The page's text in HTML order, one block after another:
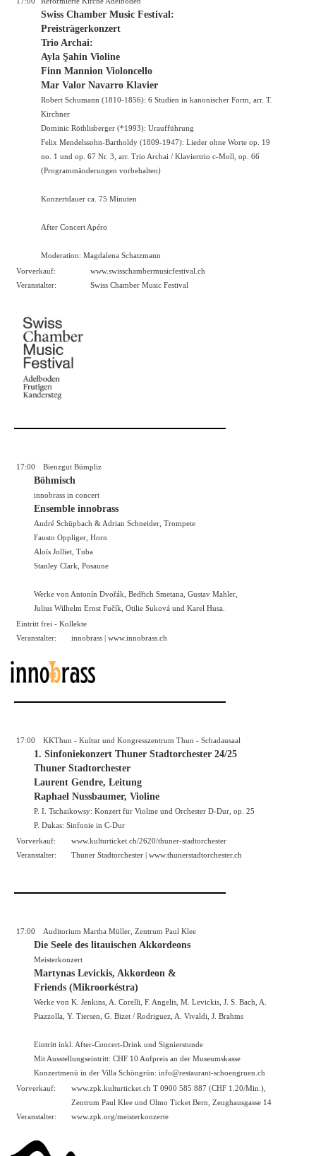
Swiss Chamber Music Festival:
Preisträgerkonzert
Trio Archai:
Ayla Şahin Violine
Finn Mannion Violoncello
Mar Valor Navarro Klavier
Robert Schumann (1810-1856): 6 Studien in kanonischer Form, arr. T.
Kirchner
Dominic Röthlisberger (*1993): Uraufführung
Felix Mendelssohn-Bartholdy (1809-1947): Lieder ohne Worte op. 19
no. 1 und op. 67 Nr. 3, arr. Trio Archai / Klaviertrio c-Moll, op. 66
(Programmänderungen vorbehalten)
Konzertdauer ca. 75 Minuten
After Concert Apéro
Moderation: Magdalena Schatzmann
Vorverkauf:
www.swisschambermusicfestival.ch
Veranstalter:
Swiss Chamber Music Festival
17:00 Bienzgut Bümpliz
Böhmisch
innobrass in concert
Ensemble innobrass
André Schüpbach & Adrian Schneider, Trompete
Fausto Oppliger, Horn
Aloïs Jolliet, Tuba
Stanley Clark, Posaune
Werke von Antonín Dvořák, Bedřich Smetana, Gustav Mahler,
Julius Wilhelm Ernst Fučík, Otilie Suková und Karel Husa.
Eintritt frei - Kollekte
Veranstalter:
innobrass | www.innobrass.ch
17:00 KKThun - Kultur und Kongresszentrum Thun - Schadausaal
1. Sinfoniekonzert Thuner Stadtorchester 24/25
Thuner Stadtorchester
Laurent Gendre, Leitung
Raphael Nussbaumer, Violine
P. I. Tschaikowsy: Konzert für Violine und Orchester D-Dur, op. 25
P. Dukas: Sinfonie in C-Dur
Vorverkauf:
www.kulturticket.ch/2620/thuner-stadtorchester
Veranstalter:
Thuner Stadtorchester | www.thunerstadtorchester.ch
17:00 Auditorium Martha Müller, Zentrum Paul Klee
Die Seele des litauischen Akkordeons
Meisterkonzert
Martynas Levickis, Akkordeon &
Friends (Mikroorkéstra)
Werke von K. Jenkins, A. Corelli, F. Angelis, M. Levickis, J. S. Bach, A.
Piazzolla, Y. Tiersen, G. Bizet / Rodriguez, A. Vivaldi, J. Brahms
Eintritt inkl. After-Concert-Drink und Signierstunde
Mit Ausstellungseintritt: CHF 10 Aufpreis an der Museumskasse
Konzertmenü in der Villa Schöngrün: info@restaurant-schoengruen.ch
Vorverkauf:
www.zpk.kulturticket.ch T 0900 585 887 (CHF 1.20/Min.),
Zentrum Paul Klee und Olmo Ticket Bern, Zeughausgasse 14
Veranstalter:
www.zpk.org/meisterkonzerte